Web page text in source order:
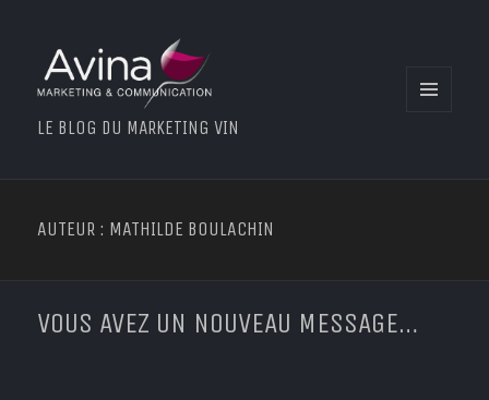
LE BLOG DU MARKETING VIN
AUTEUR : MATHILDE BOULACHIN
VOUS AVEZ UN NOUVEAU MESSAGE…